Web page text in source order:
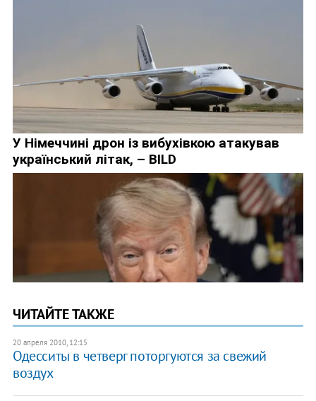
ЧИТАЙТЕ ТАКЖЕ
20 апреля 2010, 12:15
Одесситы в четверг поторгуются за свежий
воздух